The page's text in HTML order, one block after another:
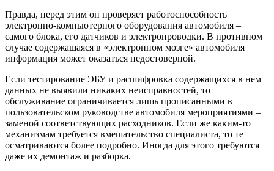
Правда, перед этим он проверяет работоспособность
электронно-компьютерного оборудования автомобиля –
самого блока, его датчиков и электропроводки. В противном
случае содержащаяся в «электронном мозге» автомобиля
информация может оказаться недостоверной.
Если тестирование ЭБУ и расшифровка содержащихся в нем
данных не выявили никаких неисправностей, то
обслуживание ограничивается лишь прописанными в
пользовательском руководстве автомобиля мероприятиями –
заменой соответствующих расходников. Если же каким-то
механизмам требуется вмешательство специалиста, то те
осматриваются более подробно. Иногда для этого требуются
даже их демонтаж и разборка.